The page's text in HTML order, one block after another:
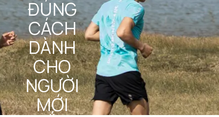
ĐÚNG
CÁCH
DÀNH
CHO
NGƯỜI
MỚI